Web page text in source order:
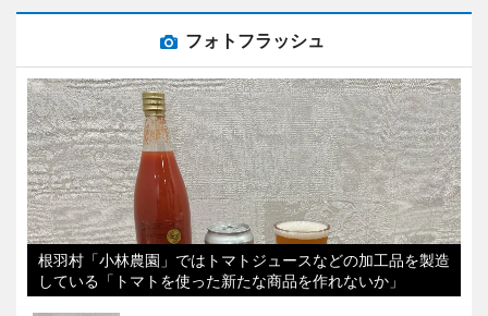
フォトフラッシュ
根羽村「小林農園」ではトマトジュースなどの加工品を製造
している「トマトを使った新たな商品を作れないか」